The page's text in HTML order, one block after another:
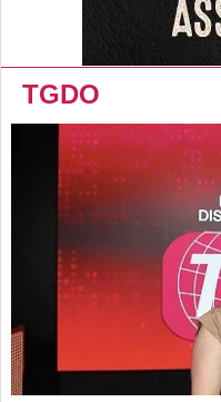
TGDO